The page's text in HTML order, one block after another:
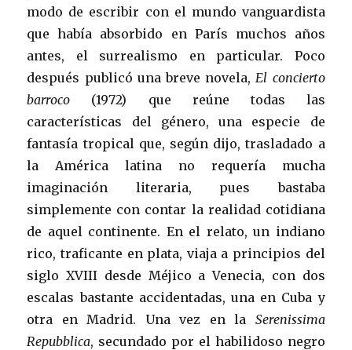
modo de escribir con el mundo vanguardista
que había absorbido en París muchos años
antes, el surrealismo en particular. Poco
después publicó una breve novela, El concierto
barroco (1972) que reúne todas las
características del género, una especie de
fantasía tropical que, según dijo, trasladado a
la América latina no requería mucha
imaginación literaria, pues bastaba
simplemente con contar la realidad cotidiana
de aquel continente. En el relato, un indiano
rico, traficante en plata, viaja a principios del
siglo XVIII desde Méjico a Venecia, con dos
escalas bastante accidentadas, una en Cuba y
otra en Madrid. Una vez en la Serenissima
Repubblica, secundado por el habilidoso negro